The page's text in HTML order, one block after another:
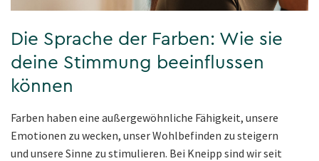
Die Sprache der Farben: Wie sie
deine Stimmung beeinflussen
können
Farben haben eine außergewöhnliche Fähigkeit, unsere
Emotionen zu wecken, unser Wohlbefinden zu steigern
und unsere Sinne zu stimulieren. Bei Kneipp sind wir seit